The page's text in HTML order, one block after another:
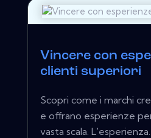
Vincere con
clienti superiori
Scopri come i marchi
e offrano esperienze
vasta scala. L'esperienza...